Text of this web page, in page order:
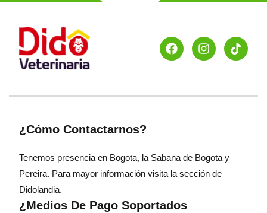
¿Cómo Contactarnos?
Tenemos presencia en Bogota, la Sabana de Bogota y
Pereira. Para mayor información visita la sección de
Didolandia.
¿Medios De Pago Soportados